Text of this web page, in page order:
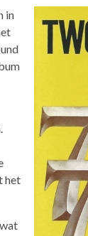
in
het